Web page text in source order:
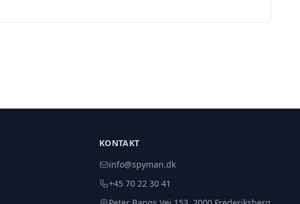
KONTAKT
info@spyman.dk
+45 70 22 30 41